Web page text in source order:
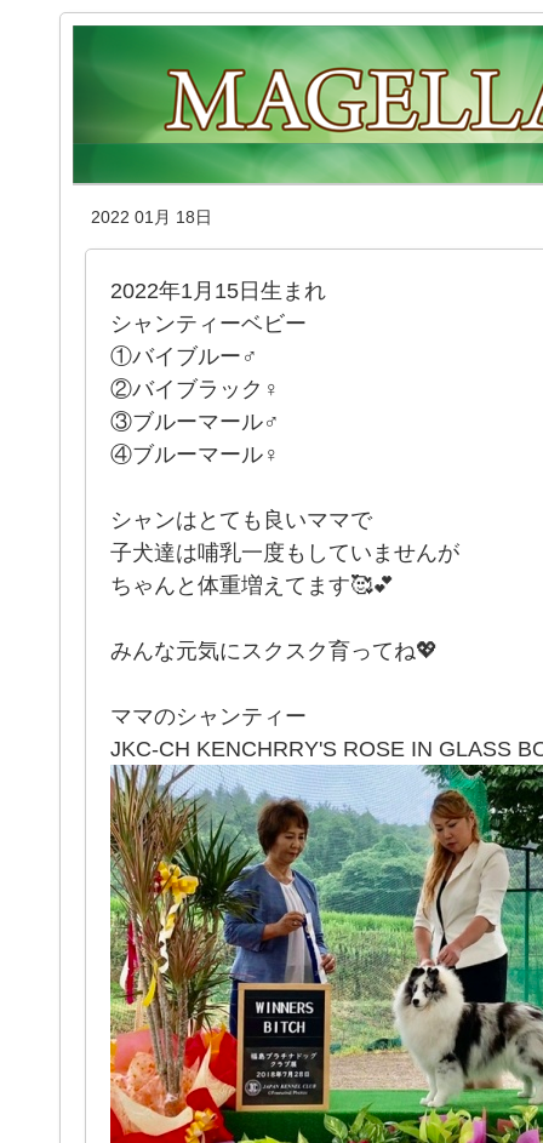
2022 01月 18日
2022年1月15日生まれ
シャンティーベビー
①バイブルー♂
②バイブラック♀
③ブルーマール♂
④ブルーマール♀
シャンはとても良いママで
子犬達は哺乳一度もしていませんが
ちゃんと体重増えてます🥰💕
みんな元気にスクスク育ってね💖
ママのシャンティー
JKC-CH KENCHRRY'S ROSE IN GLASS